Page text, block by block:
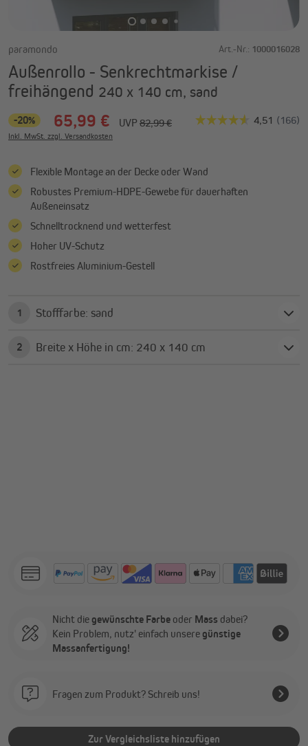
paramondo Art.-Nr.: 1000016028
Außenrollo - Senkrechtmarkise /
freihängend 240 x 140 cm, sand
-20% 65,99 € UVP 82,99 €
Inkl. MwSt. zzgl. Versandkosten
Flexible Montage an der Decke oder Wand
Robustes Premium-HDPE-Gewebe für dauerhaften
Außeneinsatz
Schnelltrocknend und wetterfest
Hoher UV-Schutz
Rostfreies Aluminium-Gestell
1 Stofffarbe: sand
2 Breite x Höhe in cm: 240 x 140 cm
Nicht die gewünschte Farbe oder Mass dabei?
Kein Problem, nutz' einfach unsere günstige
Massanfertigung!
Fragen zum Produkt? Schreib uns!
Zur Vergleichsliste hinzufügen